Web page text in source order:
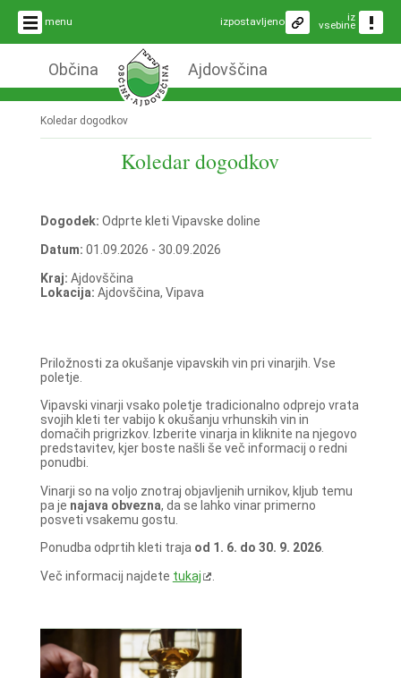
menu iz
vsebine
izpostavljeno
Občina Ajdovščina
Koledar dogodkov
Koledar dogodkov
Dogodek: Odprte kleti Vipavske doline
Datum: 01.09.2026 - 30.09.2026
Kraj: Ajdovščina
Lokacija: Ajdovščina, Vipava
Priložnosti za okušanje vipavskih vin pri vinarjih. Vse
poletje.
Vipavski vinarji vsako poletje tradicionalno odprejo vrata
svojih kleti ter vabijo k okušanju vrhunskih vin in
domačih prigrizkov. Izberite vinarja in kliknite na njegovo
predstavitev, kjer boste našli še več informacij o redni
ponudbi.
Vinarji so na voljo znotraj objavljenih urnikov, kljub temu
pa je najava obvezna, da se lahko vinar primerno
posveti vsakemu gostu.
Ponudba odprtih kleti traja od 1. 6. do 30. 9. 2026.
Več informacij najdete tukaj